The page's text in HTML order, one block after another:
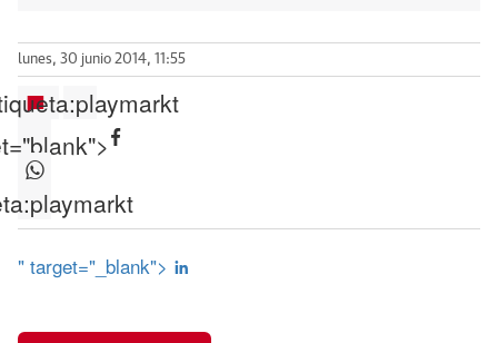
lunes, 30 junio 2014, 11:55
playmarkt
playmarkt
" target="_blank">